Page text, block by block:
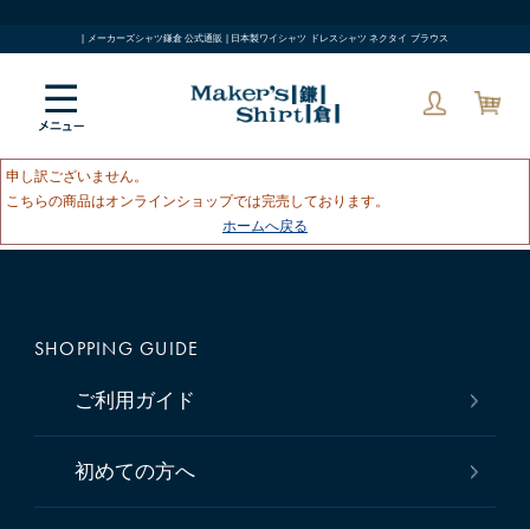
| メーカーズシャツ鎌倉 公式通販 | 日本製ワイシャツ ドレスシャツ ネクタイ ブラウス
申し訳ございません。
こちらの商品はオンラインショップでは完売しております。
ホームへ戻る
SHOPPING GUIDE
ご利用ガイド
初めての方へ